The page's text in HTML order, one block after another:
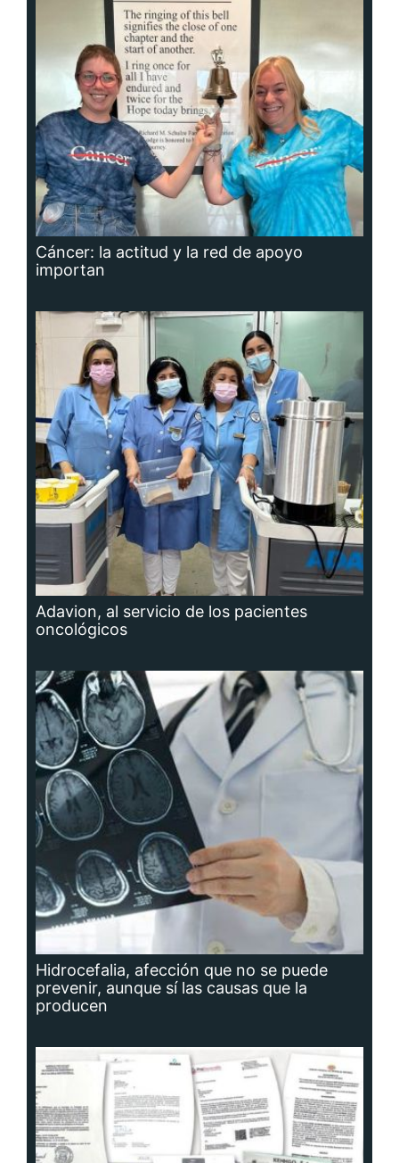
Cáncer: la actitud y la red de apoyo
importan
Adavion, al servicio de los pacientes
oncológicos
Hidrocefalia, afección que no se puede
prevenir, aunque sí las causas que la
producen